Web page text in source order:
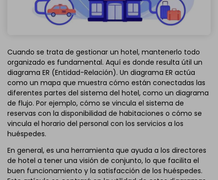
Cuando se trata de gestionar un hotel, mantenerlo todo
organizado es fundamental. Aquí es donde resulta útil un
diagrama ER (Entidad-Relación). Un diagrama ER actúa
como un mapa que muestra cómo están conectadas las
diferentes partes del sistema del hotel, como un diagrama
de flujo. Por ejemplo, cómo se vincula el sistema de
reservas con la disponibilidad de habitaciones o cómo se
vincula el horario del personal con los servicios a los
huéspedes.
En general, es una herramienta que ayuda a los directores
de hotel a tener una visión de conjunto, lo que facilita el
buen funcionamiento y la satisfacción de los huéspedes.